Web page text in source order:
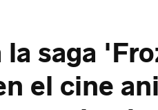
la saga
el cine